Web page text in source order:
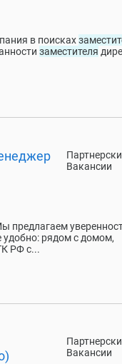
в поисках
заместителя
Вакансии
удобно: рядом с домом,
РФ с...
Вакансии